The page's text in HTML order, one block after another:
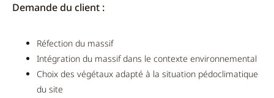
Demande du client :
Réfection du massif
Intégration du massif dans le contexte environnemental
Choix des végétaux adapté à la situation pédoclimatique
du site